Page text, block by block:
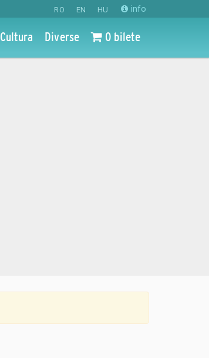
RO EN HU info
Cultura Diverse 0 bilete